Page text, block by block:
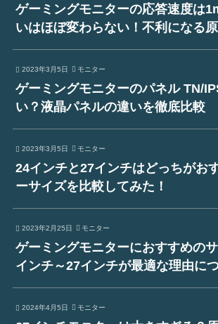
ゲーミングモニターの応答速度は
いはほぼ変わらない！不利になる
2023年3月5日 モニター
ゲーミングモニターのパネル TN/
い？液晶パネルの違いを徹底比較
2023年3月5日 モニター
24インチと27インチはどっちがお
ーサイズを比較してみた！
2023年2月25日 モニター
ゲーミングモニターにおすすめの
インチ～27インチが最適な理由に
2024年4月5日 モニター